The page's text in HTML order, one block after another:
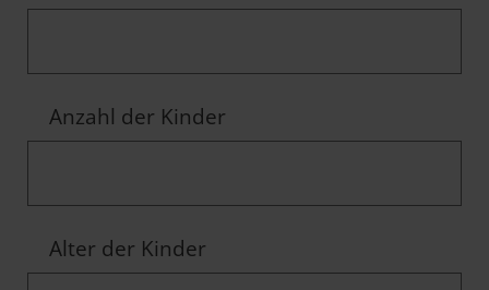
Anzahl der Kinder
Alter der Kinder